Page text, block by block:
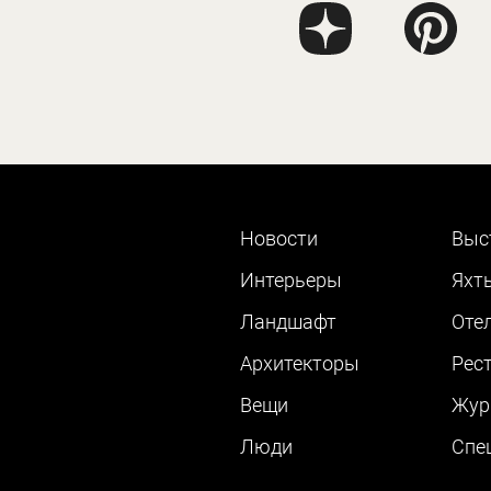
Новости
Интерьеры
Ландшафт
Архитекторы
Вещи
Люди